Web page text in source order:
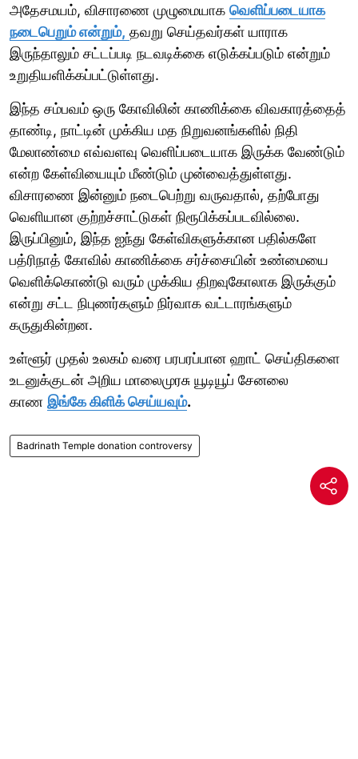
அதேசமயம், விசாரணை முழுமையாக வெளிப்படையாக
நடைபெறும் என்றும், தவறு செய்தவர்கள் யாராக
இருந்தாலும் சட்டப்படி நடவடிக்கை எடுக்கப்படும் என்றும்
உறுதியளிக்கப்பட்டுள்ளது.
இந்த சம்பவம் ஒரு கோவிலின் காணிக்கை விவகாரத்தைத்
தாண்டி, நாட்டின் முக்கிய மத நிறுவனங்களில் நிதி
மேலாண்மை எவ்வளவு வெளிப்படையாக இருக்க வேண்டும்
என்ற கேள்வியையும் மீண்டும் முன்வைத்துள்ளது.
விசாரணை இன்னும் நடைபெற்று வருவதால், தற்போது
வெளியான குற்றச்சாட்டுகள் நிரூபிக்கப்படவில்லை.
இருப்பினும், இந்த ஐந்து கேள்விகளுக்கான பதில்களே
பத்ரிநாத் கோவில் காணிக்கை சர்ச்சையின் உண்மையை
வெளிக்கொண்டு வரும் முக்கிய திறவுகோலாக இருக்கும்
என்று சட்ட நிபுணர்களும் நிர்வாக வட்டாரங்களும்
கருதுகின்றன.
உள்ளூர் முதல் உலகம் வரை பரபரப்பான ஹாட் செய்திகளை
உடனுக்குடன் அறிய மாலைமுரசு யூடியூப் சேனலை
காண இங்கே கிளிக் செய்யவும்.
Badrinath Temple donation controversy